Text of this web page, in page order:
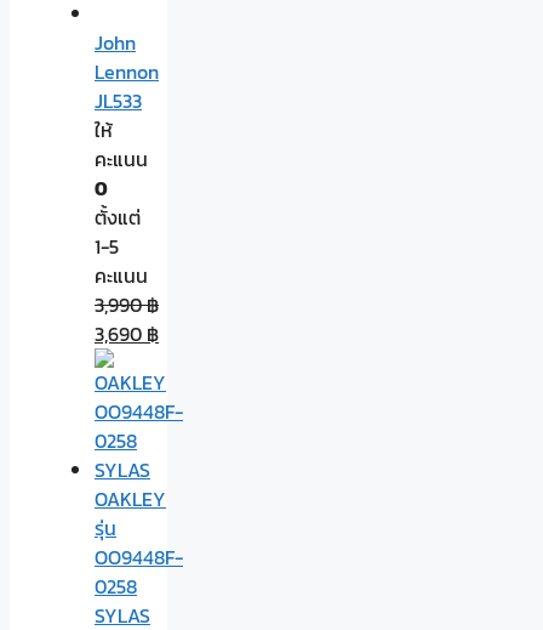
John
Lennon
JL533
ให้
คะแนน
0
ตั้งแต่
1-5
คะแนน
3,990฿
3,690 ฿
OAKLEY
รุ่น
OO9448F-
0258
SYLAS